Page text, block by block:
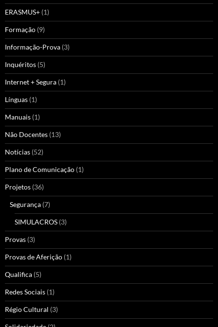
ERASMUS+ (1)
Formação (9)
Informação-Prova (3)
Inquéritos (5)
Internet + Segura (1)
Línguas (1)
Manuais (1)
Não Docentes (13)
Notícias (52)
Plano de Comunicação (1)
Projetos (36)
Segurança (7)
SIMULACROS (3)
Provas (3)
Provas de Aferição (1)
Qualifica (5)
Redes Sociais (1)
Régio Cultural (3)